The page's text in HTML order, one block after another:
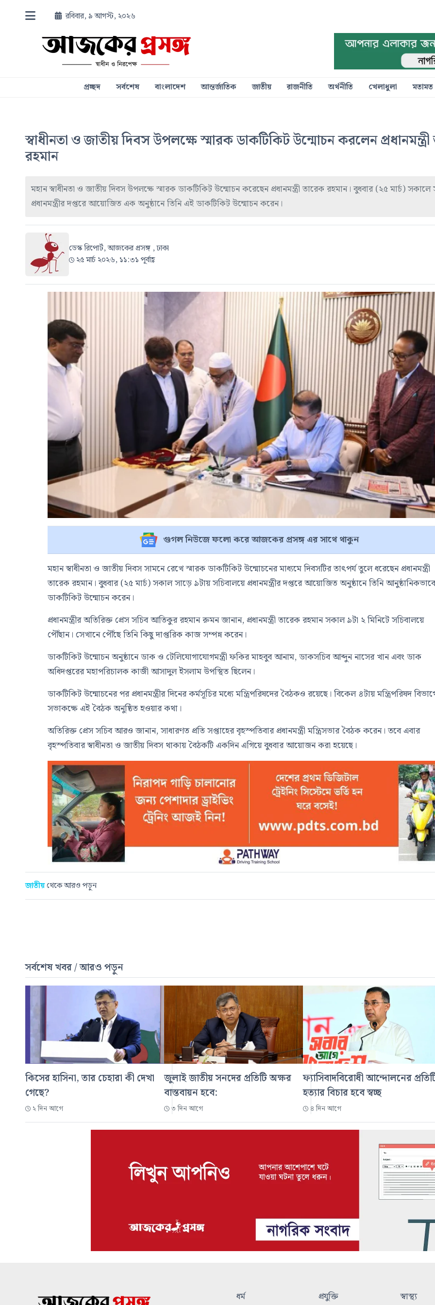
রবিবার, ৯ আগস্ট, ২০২৬
প্রচ্ছদ সর্বশেষ বাংলাদেশ আন্তর্জাতিক জাতীয় রাজনীতি অর্থনীতি খেলাধুলা মতামত
স্বাধীনতা ও জাতীয় দিবস উপলক্ষে স্মারক ডাকটিকিট উন্মোচন করলেন
রহমান
মহান স্বাধীনতা ও জাতীয় দিবস উপলক্ষে স্মারক ডাকটিকিট উন্মোচন করেছেন প্রধানমন্ত্রী তারেক রহমান। বুধবার (২৫ মার্চ) সকালে
প্রধানমন্ত্রীর দপ্তরে আয়োজিত এক অনুষ্ঠানে তিনি এই ডাকটিকিট উন্মোচন করেন।
ডেস্ক রিপোর্ট, আজকের প্রসঙ্গ , ঢাকা
২৫ মার্চ ২০২৬, ১১:৩১ পূর্বাহ্ণ
গুগল নিউজে ফলো করে আজকের প্রসঙ্গ এর সাথে থাকুন
মহান স্বাধীনতা ও জাতীয় দিবস সামনে রেখে স্মারক ডাকটিকিট উন্মোচনের মাধ্যমে দিবসটির তাৎপর্য তুলে ধরেছেন প্রধানমন্ত্রী
তারেক রহমান। বুধবার (২৫ মার্চ) সকাল সাড়ে ৯টায় সচিবালয়ে প্রধানমন্ত্রীর দপ্তরে আয়োজিত অনুষ্ঠানে তিনি
ডাকটিকিট উন্মোচন করেন।
প্রধানমন্ত্রীর অতিরিক্ত প্রেস সচিব আতিকুর রহমান রুমন জানান, প্রধানমন্ত্রী তারেক রহমান সকাল ৯টা ২ মিনিটে সচিবালয়ে
পৌঁছান। সেখানে পৌঁছে তিনি কিছু দাপ্তরিক কাজ সম্পন্ন করেন।
ডাকটিকিট উন্মোচন অনুষ্ঠানে ডাক ও টেলিযোগাযোগমন্ত্রী ফকির মাহবুব আনাম, ডাকসচিব আব্দুন নাসের খান এবং ডাক
অধিদপ্তরের মহাপরিচালক কাজী আসাদুল ইসলাম উপস্থিত ছিলেন।
ডাকটিকিট উন্মোচনের পর প্রধানমন্ত্রীর দিনের কর্মসূচির মধ্যে মন্ত্রিপরিষদের বৈঠকও রয়েছে। বিকেল ৪টায় মন্ত্রিপরিষদ
সভাকক্ষে এই বৈঠক অনুষ্ঠিত হওয়ার কথা।
অতিরিক্ত প্রেস সচিব আরও জানান, সাধারণত প্রতি সপ্তাহের বৃহস্পতিবার প্রধানমন্ত্রী মন্ত্রিসভার বৈঠক করেন। তবে এবার
বৃহস্পতিবার স্বাধীনতা ও জাতীয় দিবস থাকায় বৈঠকটি একদিন এগিয়ে বুধবার আয়োজন করা হয়েছে।
জাতীয়থেকে আরও পড়ুন
সর্বশেষ খবর / আরও পড়ুন
কিসের হাসিনা, তার চেহারা কী দেখা
গেছে?
২ দিন আগে
জুলাই জাতীয় সনদের প্রতিটি অক্ষর
বাস্তবায়ন হবে:
৩ দিন আগে
ফ্যাসিবাদবিরোধী আন্দোলনের
হত্যার বিচার হবে স্বচ্ছ
৪ দিন আগে
ধর্ম প্রযুক্তি স্বাস্থ্য